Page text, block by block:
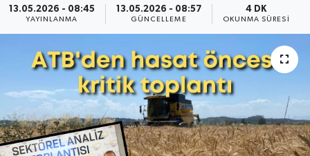
13.05.2026 - 08:45
YAYINLANMA
13.05.2026 - 08:57
GÜNCELLEME
4 DK
OKUNMA SÜRESI
Dünya
Eğitim
Sağlık
Magazin